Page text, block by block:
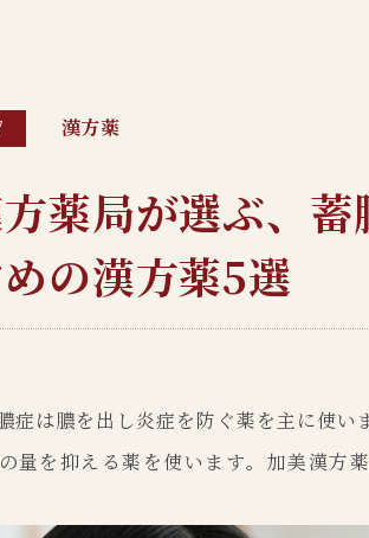
漢方薬
薬局が選ぶ、蓄
の漢方薬5選
症は膿を出し炎症を防ぐ薬を主に使い
量を抑える薬を使います。加美漢方